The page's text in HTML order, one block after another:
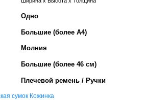
Одно
Большие (более А4)
Молния
Большие (более 46 см)
Плечевой ремень / Ручки
сумок Кожинка